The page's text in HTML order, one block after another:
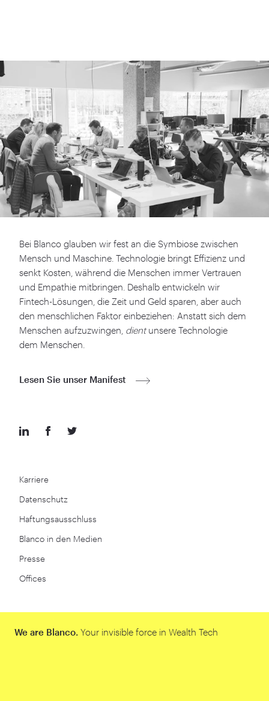
Karriere
Datenschutz
Haftungsausschluss
Blanco in den Medien
Presse
Offices
Bei Blanco glauben wir fest an die Symbiose zwischen
Mensch und Maschine. Technologie bringt Effizienz und
senkt Kosten, während die Menschen immer Vertrauen
und Empathie mitbringen. Deshalb entwickeln wir
Fintech-Lösungen, die Zeit und Geld sparen, aber auch
den menschlichen Faktor einbeziehen: Anstatt sich dem
Menschen aufzuzwingen, dientunsere Technologie
dem Menschen.
Lesen Sie unser Manifest
We are Blanco. Your invisible force in Wealth Tech